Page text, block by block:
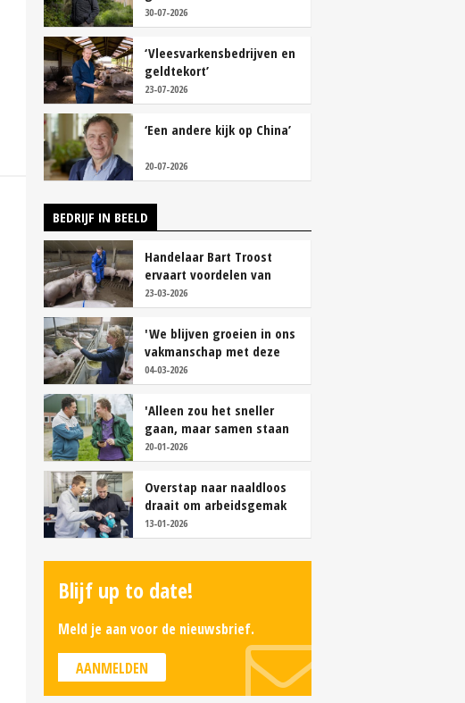
30-07-2026
‘Vleesvarkensbedrijven en
geldtekort’
23-07-2026
‘Een andere kijk op China’
20-07-2026
BEDRIJF IN BEELD
Handelaar Bart Troost
ervaart voordelen van
coöperatieve voerfusie
23-03-2026
'We blijven groeien in ons
vakmanschap met deze
teamaanpak'
04-03-2026
'Alleen zou het sneller
gaan, maar samen staan
we stukken sterker'
20-01-2026
Overstap naar naaldloos
draait om arbeidsgemak
en diervriendelijkheid
13-01-2026
Blijf up to date!
Meld je aan voor de nieuwsbrief.
AANMELDEN